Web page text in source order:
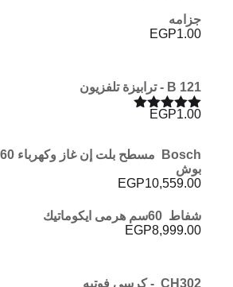
جزامه
EGP1.00
B 121 - ترابيزة تلفزيون
تم التقييم
EGP1.00
بوش
EGP10,559.00
شفاط 60سم هرمى ايكوماتيك
EGP8,999.00
CH302 - كرسى فوتيه